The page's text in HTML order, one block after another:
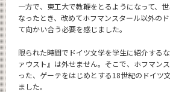
一方で、東工大で教鞭をとるようになって、
なったとき、改めてホフマンスタール以外の
て向かい合う必要を感じました。
限られた時間でドイツ文学を学生に紹介する
ァウスト』は外せません。そこで、ホフマン
った、ゲーテをはじめとする18世紀のドイツ
ました。